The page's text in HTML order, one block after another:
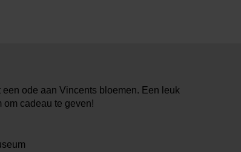
ode aan Vincents bloemen. Een leuk
om cadeau te geven!